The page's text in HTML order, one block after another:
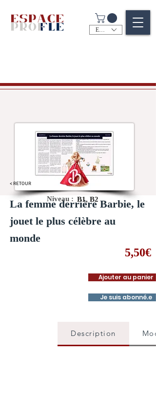
EUR (€)
La femme derrière Barbie, le
jouet le plus célèbre au
monde
< RETOUR
Niveau : B1, B2
5,50€
Ajouter au panier
Je suis abonné.e
Description